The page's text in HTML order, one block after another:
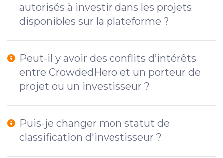
autorisés à investir dans les projets
disponibles sur la plateforme ?
Peut-il y avoir des conflits d’intérêts
entre CrowdedHero et un porteur de
projet ou un investisseur ?
Puis-je changer mon statut de
classification d'investisseur ?